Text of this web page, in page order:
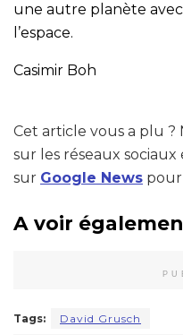
une autre planète
l’espace.
Casimir Boh
Cet article vous a plu ?
sur les réseaux sociaux
sur Google News
A voir
Tags:
David Grusch